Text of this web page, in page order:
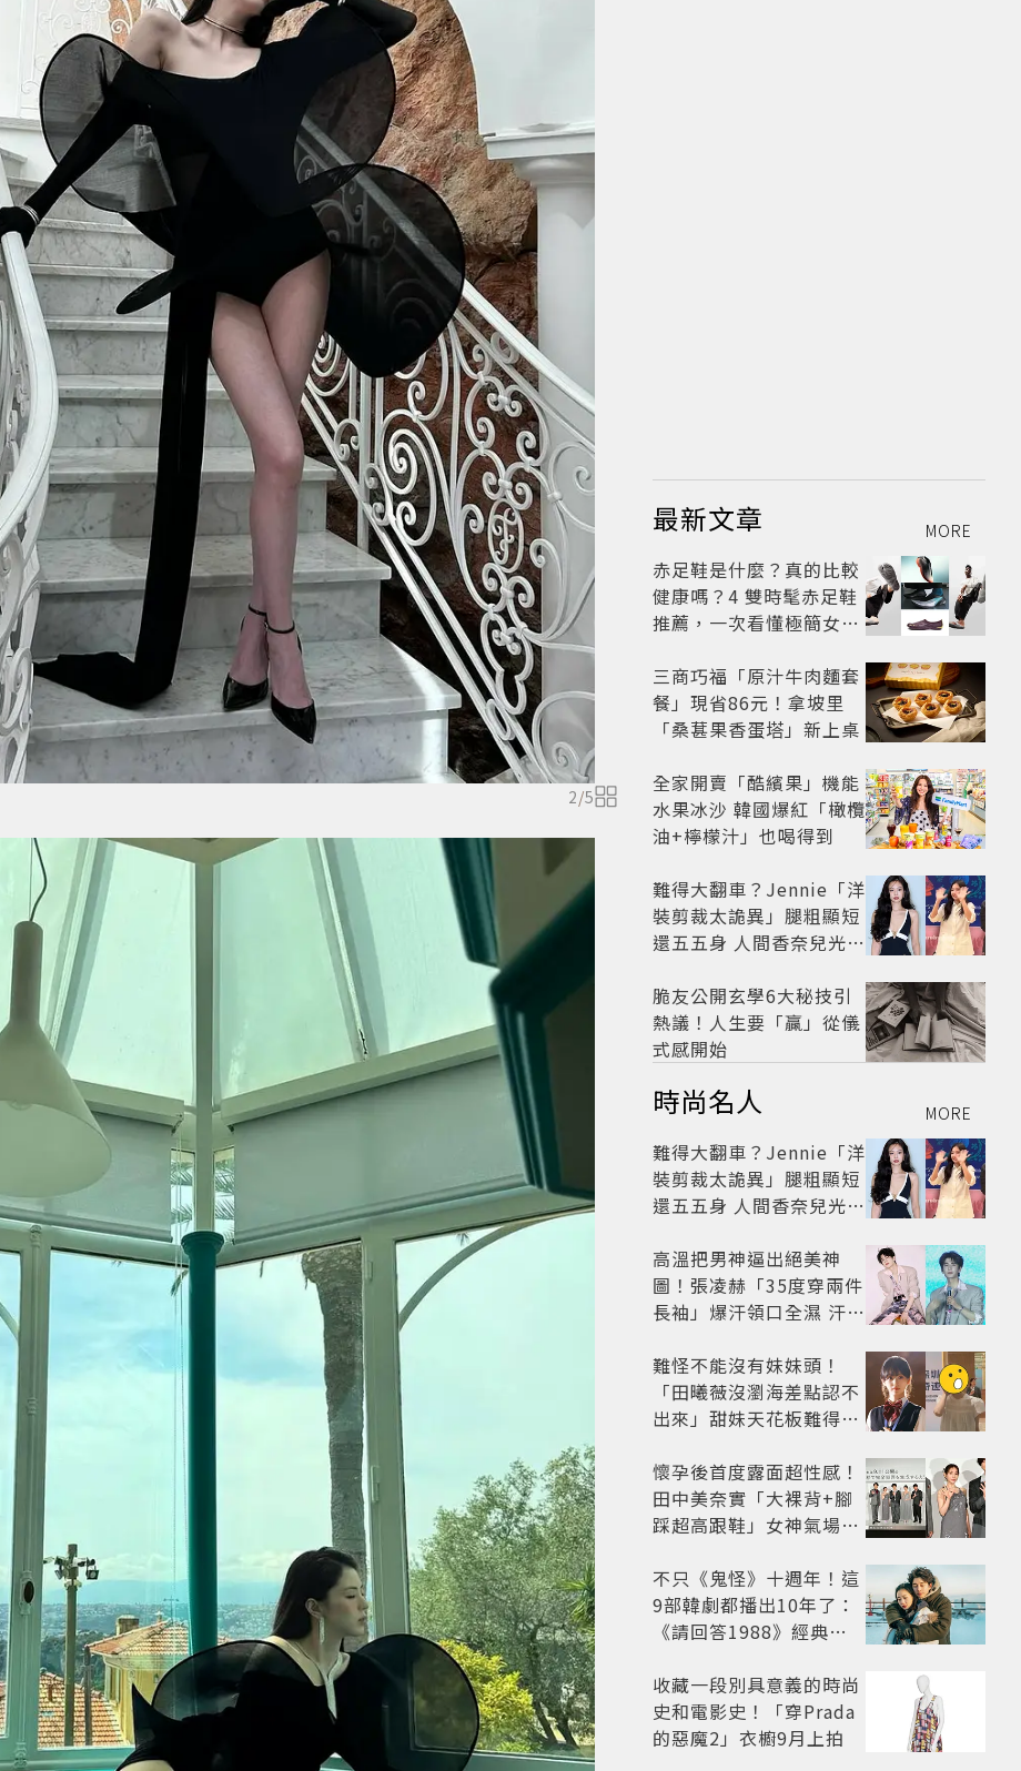
2/5
最新文章 MORE
赤足鞋是什麼？真的比較
健康嗎？4 雙時髦赤足鞋
推薦，一次看懂極簡女鞋
三商巧福「原汁牛肉麵套
餐」現省86元！拿坡里
「桑葚果香蛋塔」新上桌
全家開賣「酷繽果」機能
水果冰沙 韓國爆紅「橄欖
油+檸檬汁」也喝得到
難得大翻車？Jennie「洋
裝剪裁太詭異」腿粗顯短
還五五身 人間香奈兒光環
脆友公開玄學6大秘技引
熱議！人生要「贏」從儀
式感開始
時尚名人 MORE
難得大翻車？Jennie「洋
裝剪裁太詭異」腿粗顯短
還五五身 人間香奈兒光環
高溫把男神逼出絕美神
圖！張凌赫「35度穿兩件
長袖」爆汗領口全濕 汗珠
難怪不能沒有妹妹頭！
「田曦薇沒瀏海差點認不
出來」甜妹天花板難得露
懷孕後首度露面超性感！
田中美奈實「大裸背+腳
踩超高跟鞋」女神氣場全
不只《鬼怪》十週年！這
9部韓劇都播出10年了：
《請回答1988》經典不
收藏一段別具意義的時尚
史和電影史！「穿Prada
的惡魔2」衣櫥9月上拍